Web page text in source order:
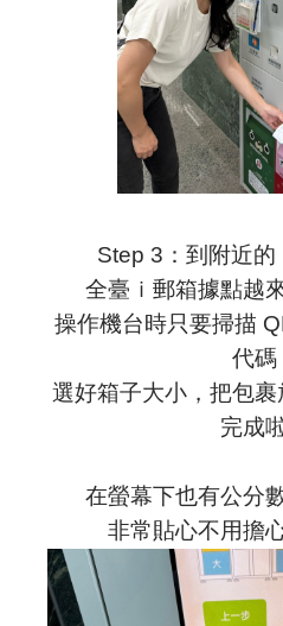
Step 3：到附近的
全臺ｉ郵箱據點越
操作機台時只要掃描
代碼
選好箱子大小，把包
完成
在螢幕下也有公分
非常貼心不用擔